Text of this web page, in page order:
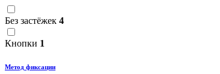
Без застёжек 4
Кнопки 1
Метод фиксации